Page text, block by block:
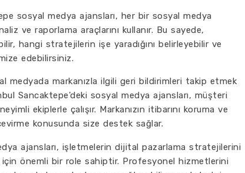
sosyal medya ajansları, her bir sosyal medya
ve raporlama araçlarını kullanır. Bu sayede,
hangi stratejilerin işe yaradığını belirleyebilir ve
edebilirsiniz.
medyada markanızla ilgili geri bildirimleri takip etmek
Sancaktepe'deki sosyal medya ajansları, müşteri
ekiplerle çalışır. Markanızın itibarını koruma ve
konusunda size destek sağlar.
ajansları, işletmelerin dijital pazarlama stratejilerini
için önemli bir role sahiptir. Profesyonel hizmetlerini